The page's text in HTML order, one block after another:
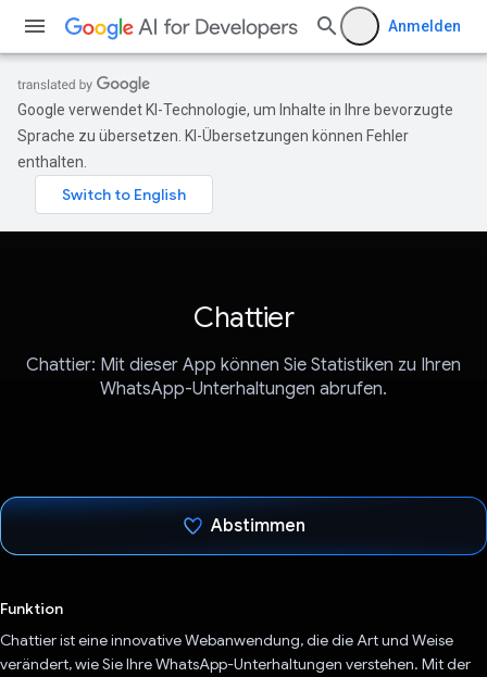
Anmelden
Google verwendet KI-Technologie, um Inhalte in Ihre bevorzugte
Sprache zu übersetzen. KI-Übersetzungen können Fehler
enthalten.
Chattier
Chattier: Mit dieser App können Sie Statistiken zu Ihren
WhatsApp-Unterhaltungen abrufen.
Abstimmen
Funktion
Chattier ist eine innovative Webanwendung, die die Art und Weise
verändert, wie Sie Ihre WhatsApp-Unterhaltungen verstehen. Mit der